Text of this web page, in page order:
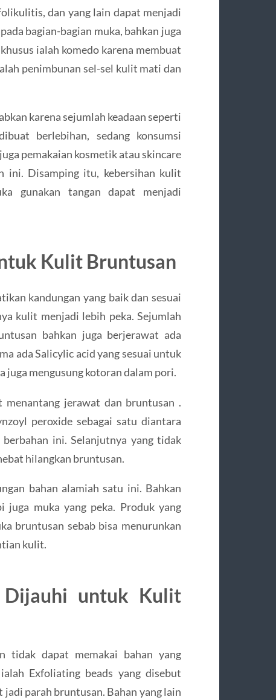
dan yang lain dapat menjadi
bagian-bagian muka, bahkan juga
ialah komedo karena membuat
penimbunan sel-sel kulit mati dan
karena sejumlah keadaan seperti
berlebihan, sedang konsumsi
pemakaian kosmetik atau skincare
ini. Disamping itu, kebersihan kulit
gunakan tangan dapat menjadi
Kulit Bruntusan
kandungan yang baik dan sesuai
kulit menjadi lebih peka. Sejumlah
bahkan juga berjerawat ada
ada Salicylic acid yang sesuai untuk
juga mengusung kotoran dalam pori.
menantang jerawat dan bruntusan .
peroxide sebagai satu diantara
ini. Selanjutnya yang tidak
hilangkan bruntusan.
bahan alamiah satu ini. Bahkan
juga muka yang peka. Produk yang
bruntusan sebab bisa menurunkan
kulit.
Dijauhi untuk Kulit
tidak dapat memakai bahan yang
Exfoliating beads yang disebut
jadi parah bruntusan. Bahan yang lain